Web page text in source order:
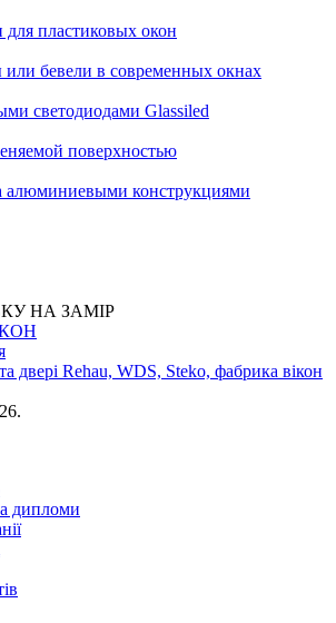
пластиковых окон
бевели в современных окнах
светодиодами Glassiled
поверхностью
алюминиевыми конструкциями
НА ЗАМІР
дипломи